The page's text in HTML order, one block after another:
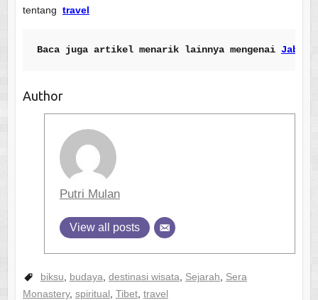
tentang travel
Baca juga artikel menarik lainnya mengenai Jabal
Author
Putri Mulan
View all posts
biksu, budaya, destinasi wisata, Sejarah, Sera
Monastery, spiritual, Tibet, travel